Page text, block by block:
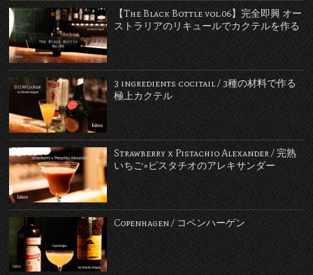
【The Black Bottle vol.06】完全即興 オー
ストラリアのリキュールでカクテルを作る
3 ingredients cocitail / 3種の材料で作る
極上カクテル
Strawberry x Pistachio Alexander / 完熟
いちご×ピスタチオのアレキサンダー
Copenhagen / コペンハーゲン